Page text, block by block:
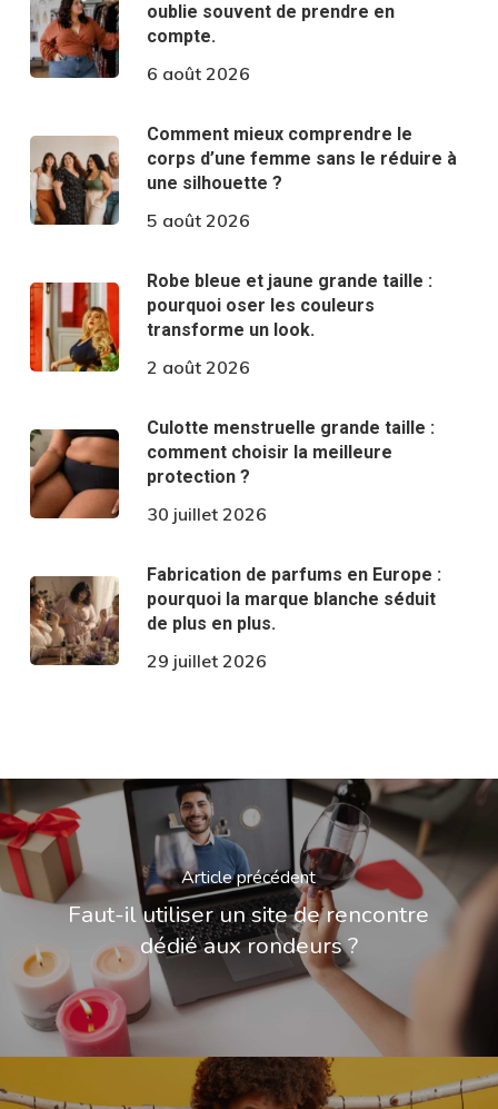
oublie souvent de prendre en
compte.
6 août 2026
Comment mieux comprendre le
corps d’une femme sans le réduire à
une silhouette ?
5 août 2026
Robe bleue et jaune grande taille :
pourquoi oser les couleurs
transforme un look.
2 août 2026
Culotte menstruelle grande taille :
comment choisir la meilleure
protection ?
30 juillet 2026
Fabrication de parfums en Europe :
pourquoi la marque blanche séduit
de plus en plus.
29 juillet 2026
Article précédent
Faut-il utiliser un site de rencontre
dédié aux rondeurs ?